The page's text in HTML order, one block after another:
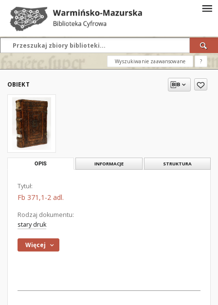
Wyszukiwanie zaawansowane ?
OBIEKT
OPIS INFORMACJE STRUKTURA
Tytuł:
Fb 371,1-2 adl.
Rodzaj dokumentu:
stary druk
Więcej